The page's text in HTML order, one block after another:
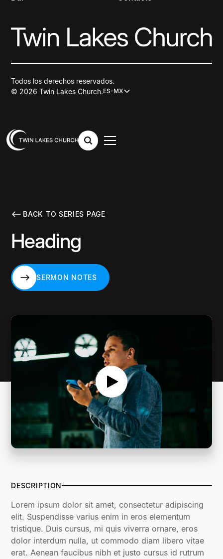
© 2026 Twin Lakes Church.ES-MX
Todos los derechos reservados.
BACK TO SERIES PAGE
Heading
SERMON NOTES
DESCRIPTION
Lorem ipsum dolor sit amet, consectetur adipiscing
elit. Suspendisse varius enim in eros elementum
tristique. Duis cursus, mi quis viverra ornare, eros
dolor interdum nulla, ut commodo diam libero vitae
erat. Aenean faucibus nibh et justo cursus id rutrum